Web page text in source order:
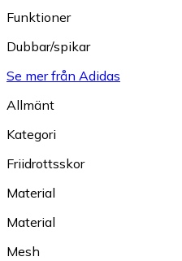
Funktioner
Dubbar/spikar
Se mer från Adidas
Allmänt
Kategori
Friidrottsskor
Material
Material
Mesh